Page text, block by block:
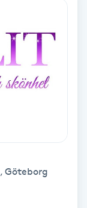
, Göteborg